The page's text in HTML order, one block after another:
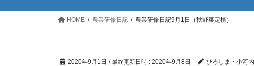
HOME 農業研修日記 農業研修日記9月1日（秋野菜定植）
2020年9月1日 / 最終更新日時 : 2020年9月8日 ひろしま・小河